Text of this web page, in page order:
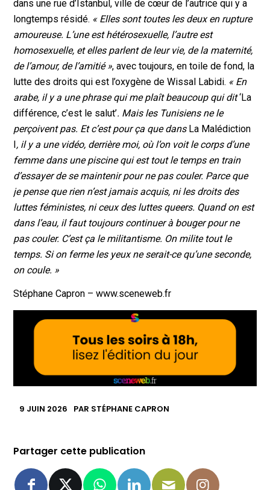
dans une rue d’Istanbul, ville de cœur de l’autrice qui y a
longtemps résidé. « Elles sont toutes les deux en rupture
amoureuse. L’une est hétérosexuelle, l’autre est
homosexuelle, et elles parlent de leur vie, de la maternité,
de l’amour, de l’amitié », avec toujours, en toile de fond, la
lutte des droits qui est l’oxygène de Wissal Labidi. « En
arabe, il y a une phrase qui me plaît beaucoup qui dit‘La
différence, c’est le salut’. Mais les Tunisiens ne le
perçoivent pas. Et c’est pour ça que dans La Malédiction
I, il y a une vidéo, derrière moi, où l’on voit le corps d’une
femme dans une piscine qui est tout le temps en train
d’essayer de se maintenir pour ne pas couler. Parce que
je pense que rien n’est jamais acquis, ni les droits des
luttes féministes, ni ceux des luttes queers. Quand on est
dans l’eau, il faut toujours continuer à bouger pour ne
pas couler. C’est ça le militantisme. On milite tout le
temps. Si on ferme les yeux ne serait-ce qu’une seconde,
on coule. »
Stéphane Capron – www.sceneweb.fr
9 JUIN 2026 PAR STÉPHANE CAPRON
Partager cette publication